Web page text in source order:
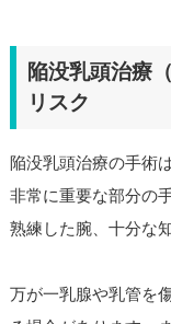
陥没乳頭治療
リスク
陥没乳頭治療の手術
非常に重要な部分の
熟練した腕、十分な
万が一乳腺や乳管を